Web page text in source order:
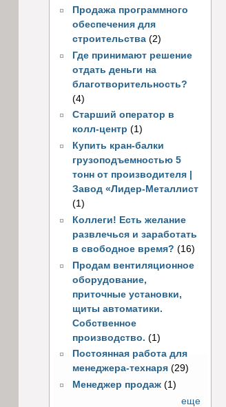
Продажа программного
обеспечения для
строительства (2)
Где принимают решение
отдать деньги на
благотворительность?
(4)
Старший оператор в
колл-центр (1)
Купить кран-балки
грузоподъемностью 5
тонн от производителя |
Завод «Лидер-Металлист
(1)
Коллеги! Есть желание
развлечься и заработать
в свободное время? (16)
Продам вентиляционное
оборудование,
приточные установки,
щиты автоматики.
Собственное
производство. (1)
Постоянная работа для
менеджера-технаря (29)
Менеджер продаж (1)
еще